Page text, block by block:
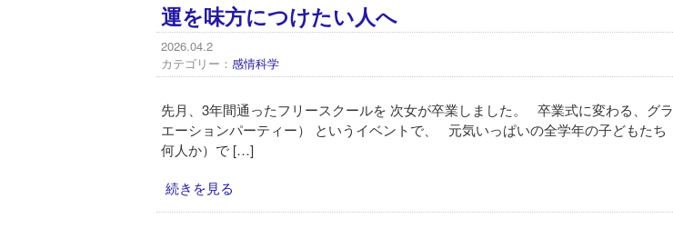
運を味方につけたい人へ
2026.04.2
カテゴリー： 感情科学
先月、3年間通ったフリースクールを 次女が卒業しました。 卒業式に変わる、グ
エーションパーティー） というイベントで、 元気いっぱいの全学年の子どもたち
何人か）で […]
続きを見る